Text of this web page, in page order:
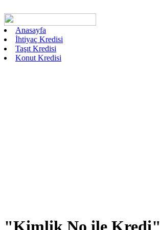
Anasayfa
İhtiyaç Kredisi
Taşıt Kredisi
Konut Kredisi